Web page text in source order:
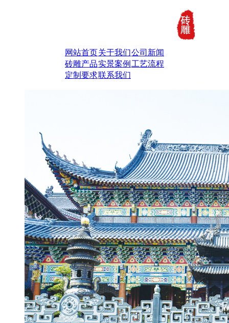
网站首页关于我们公司新闻
砖雕产品实景案例 工艺流程
定制要求联系我们